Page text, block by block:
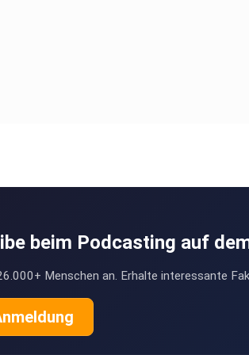
of-mind.de
hast du zu diesem Thema oder welche
beim Podcasting auf
Menschen an. Erhalte interessante